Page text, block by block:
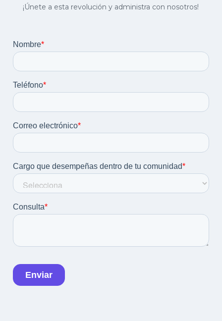
¡Únete a esta revolución y administra con nosotros!